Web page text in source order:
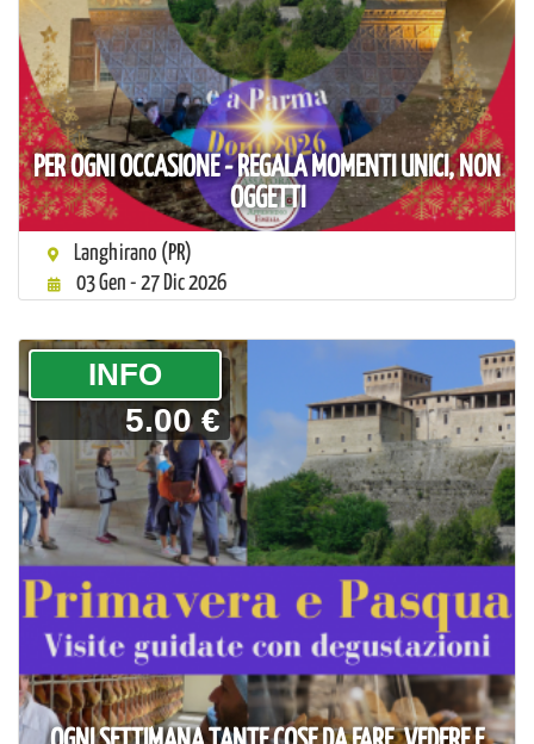
PER OGNI OCCASIONE - REGALA MOMENTI UNICI, NON
OGGETTI
Langhirano (PR)
03 Gen - 27 Dic 2026
­INFO
5.00 €